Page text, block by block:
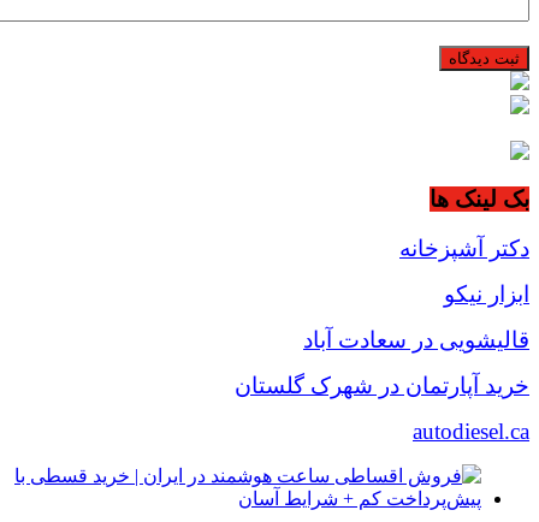
بک لینک ها
دکتر آشپزخانه
ابزار نیکو
قالیشویی در سعادت آباد
خرید آپارتمان در شهرک گلستان
autodiesel.ca